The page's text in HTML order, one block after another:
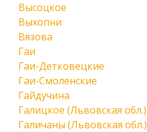
Высоцкое
Выхопни
Вязова
Гаи
Гаи-Детковецкие
Гаи-Смоленские
Гайдучина
Галицкое (Львовская обл.)
Галичаны (Львовская обл.)